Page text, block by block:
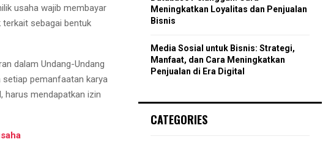
usaha wajib membayar
terkait sebagai bentuk
dalam Undang-Undang
setiap pemanfaatan karya
harus mendapatkan izin
Meningkatkan Loyalitas dan Penjualan
Bisnis
Media Sosial untuk Bisnis: Strategi,
Manfaat, dan Cara Meningkatkan
Penjualan di Era Digital
CATEGORIES